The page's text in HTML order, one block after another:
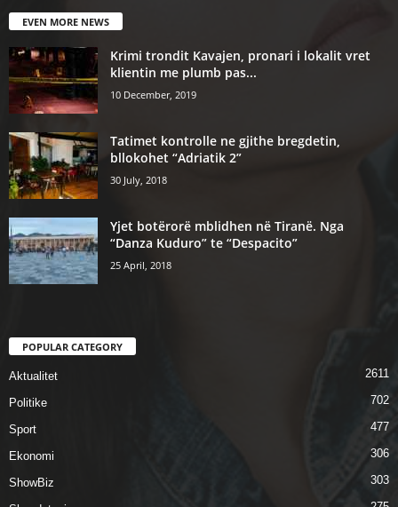
EVEN MORE NEWS
Krimi trondit Kavajen, pronari i lokalit vret
klientin me plumb pas...
10 December, 2019
Tatimet kontrolle ne gjithe bregdetin,
bllokohet “Adriatik 2”
30 July, 2018
Yjet botërorë mblidhen në Tiranë. Nga
“Danza Kuduro” te “Despacito”
25 April, 2018
POPULAR CATEGORY
Aktualitet 2611
Politike 702
Sport 477
Ekonomi 306
ShowBiz 303